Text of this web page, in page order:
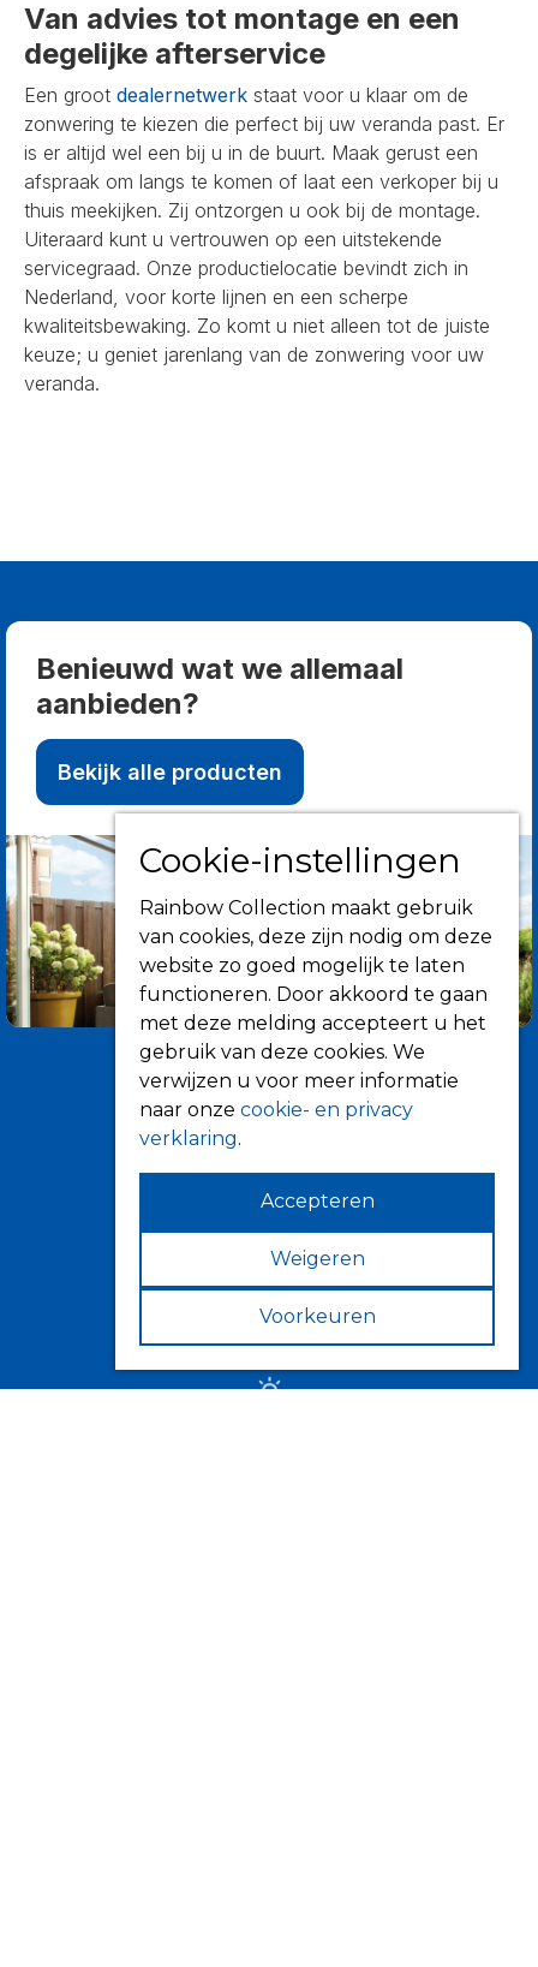
Van advies tot montage en een
degelijke afterservice
Een groot dealernetwerk staat voor u klaar om de
zonwering te kiezen die perfect bij uw veranda past. Er
is er altijd wel een bij u in de buurt. Maak gerust een
afspraak om langs te komen of laat een verkoper bij u
thuis meekijken. Zij ontzorgen u ook bij de montage.
Uiteraard kunt u vertrouwen op een uitstekende
servicegraad. Onze productielocatie bevindt zich in
Nederland, voor korte lijnen en een scherpe
kwaliteitsbewaking. Zo komt u niet alleen tot de juiste
keuze; u geniet jarenlang van de zonwering voor uw
veranda.
Benieuwd wat we allemaal
aanbieden?
Bekijk alle producten
Informatie
Over ons
Tips
Verkooppunten
Cookie-instellingen
Rainbow Collection maakt gebruik
van cookies, deze zijn nodig om deze
website zo goed mogelijk te laten
functioneren. Door akkoord te gaan
met deze melding accepteert u het
gebruik van deze cookies. We
verwijzen u voor meer informatie
naar onze cookie- en privacy
verklaring.
Accepteren
Weigeren
Voorkeuren